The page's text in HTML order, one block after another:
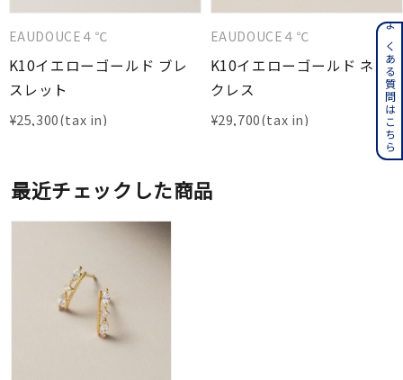
EAUDOUCE４℃
K10イエローゴールド ブレ
スレット
¥25,300
EAUDOUCE４℃
K10イエローゴールド ネッ
クレス
¥29,700
最近チェックした商品
よくある質問はこちら